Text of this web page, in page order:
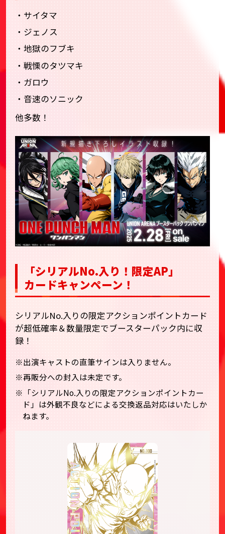
・サイタマ
・ジェノス
・地獄のフブキ
・戦慄のタツマキ
・ガロウ
・音速のソニック
他多数！
「シリアルNo.入り！限定AP」
カードキャンペーン！
シリアルNo.入りの限定アクションポイントカード
が超低確率＆数量限定でブースターパック内に収
録！
※出演キャストの直筆サインは入りません。
※再販分への封入は未定です。
※「シリアルNo.入りの限定アクションポイントカー
ド」は外観不良などによる交換返品対応はいたしか
ねます。